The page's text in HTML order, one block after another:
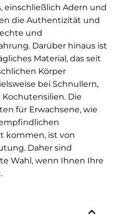
einschließlich Adern und
die Authentizität und
und
Darüber hinaus ist
Material, das seit
Körper
bei Schnullern,
Die
für Erwachsene, wie
kommen, ist von
Daher sind
Wahl, wenn Ihnen Ihre